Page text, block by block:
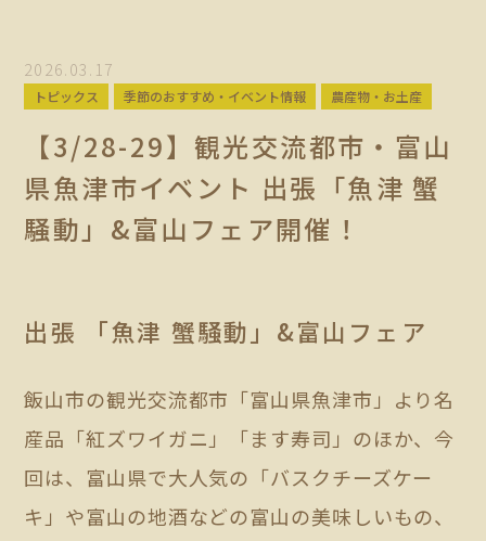
2026.03.17
トピックス 季節のおすすめ・イベント情報 農産物・お土産
【3/28-29】観光交流都市・富山
県魚津市イベント 出張「魚津 蟹
騒動」&富山フェア開催！
出張 「魚津 蟹騒動」&富山フェア
飯山市の観光交流都市「富山県魚津市」より名
産品「紅ズワイガニ」「ます寿司」のほか、今
回は、富山県で大人気の「バスクチーズケー
キ」や富山の地酒などの富山の美味しいもの、